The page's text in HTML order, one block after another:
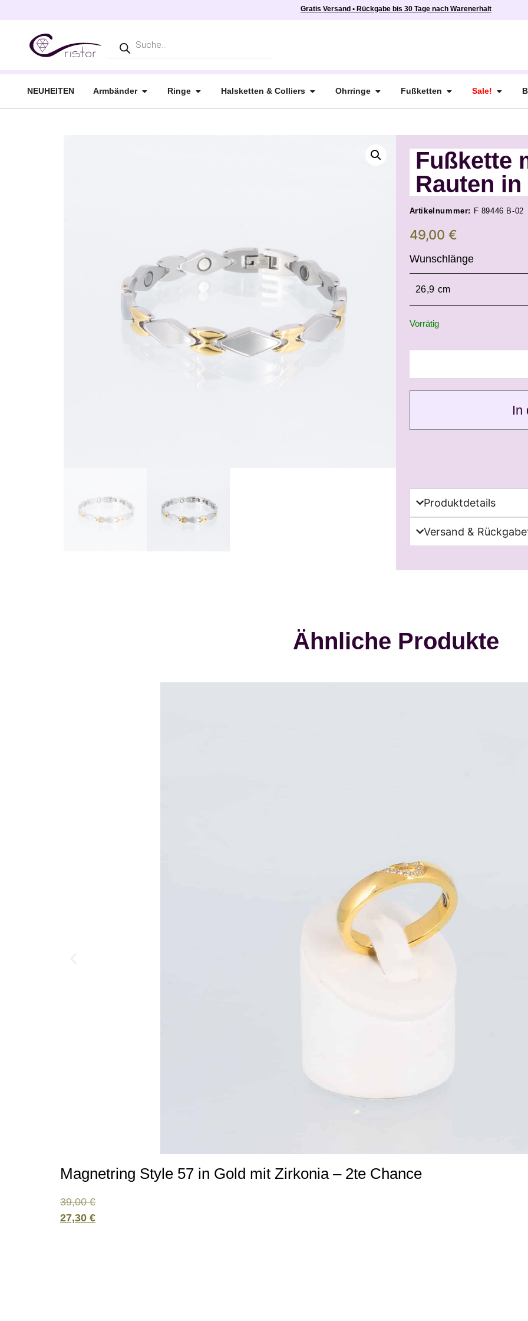
Gratis Versand • Rückgabe bis 30 Tage nach Warenerhalt
NEUHEITEN Armbänder Ringe Halsketten & Colliers Ohrringe Fußketten Sale!
Fußkette
Rauten
Artikelnummer: F 89446 B-02
49,00 €
Wunschlänge
Vorrätig
In
Produktdetails
Versand &
Ähnliche Produkte
Magnetring Style 57 in Gold mit Zirkonia – 2te Chance
39,00€
27,30 €